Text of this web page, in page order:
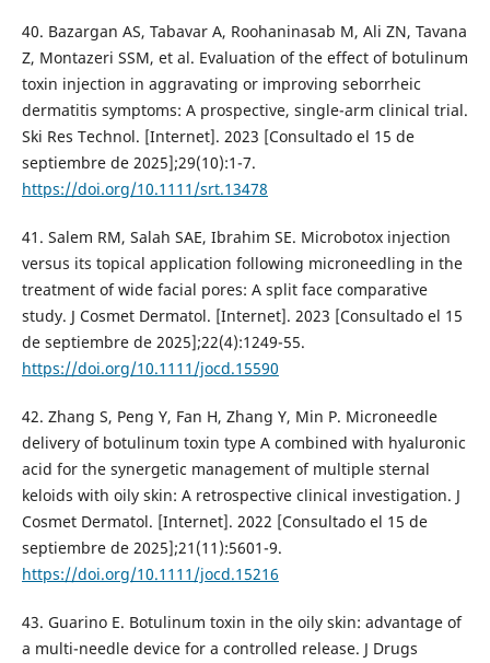
40. Bazargan AS, Tabavar A, Roohaninasab M, Ali ZN, Tavana
Z, Montazeri SSM, et al. Evaluation of the effect of botulinum
toxin injection in aggravating or improving seborrheic
dermatitis symptoms: A prospective, single-arm clinical trial.
Ski Res Technol. [Internet]. 2023 [Consultado el 15 de
septiembre de 2025];29(10):1-7.
https://doi.org/10.1111/srt.13478
41. Salem RM, Salah SAE, Ibrahim SE. Microbotox injection
versus its topical application following microneedling in the
treatment of wide facial pores: A split face comparative
study. J Cosmet Dermatol. [Internet]. 2023 [Consultado el 15
de septiembre de 2025];22(4):1249-55.
https://doi.org/10.1111/jocd.15590
42. Zhang S, Peng Y, Fan H, Zhang Y, Min P. Microneedle
delivery of botulinum toxin type A combined with hyaluronic
acid for the synergetic management of multiple sternal
keloids with oily skin: A retrospective clinical investigation. J
Cosmet Dermatol. [Internet]. 2022 [Consultado el 15 de
septiembre de 2025];21(11):5601-9.
https://doi.org/10.1111/jocd.15216
43. Guarino E. Botulinum toxin in the oily skin: advantage of
a multi-needle device for a controlled release. J Drugs